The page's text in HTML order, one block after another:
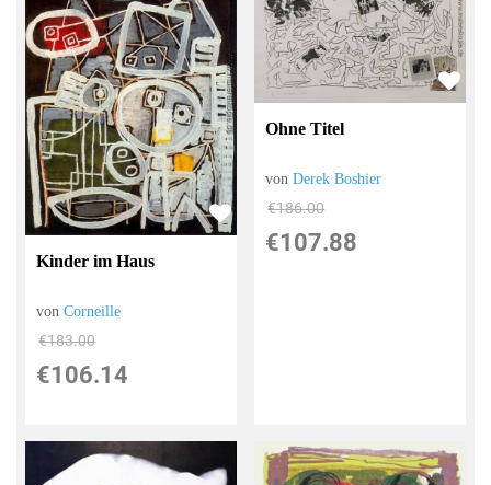
Kinder im Haus
vonCorneille
€183.00
€106.14
Ohne Titel
vonDerek Boshier
€186.00
€107.88